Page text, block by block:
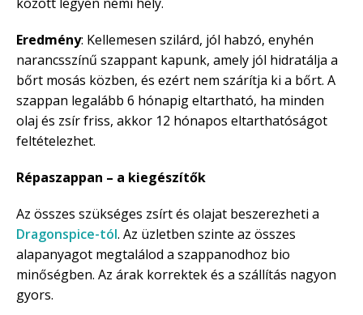
Eredmény: Kellemesen szilárd, jól habzó, enyhén
narancsszínű szappant kapunk, amely jól hidratálja a
bőrt mosás közben, és ezért nem szárítja ki a bőrt. A
szappan legalább 6 hónapig eltartható, ha minden
olaj és zsír friss, akkor 12 hónapos eltarthatóságot
feltételezhet.
Répaszappan – a kiegészítők
Az összes szükséges zsírt és olajat beszerezheti a
Dragonspice-tól. Az üzletben szinte az összes
alapanyagot megtalálod a szappanodhoz bio
minőségben. Az árak korrektek és a szállítás nagyon
gyors.